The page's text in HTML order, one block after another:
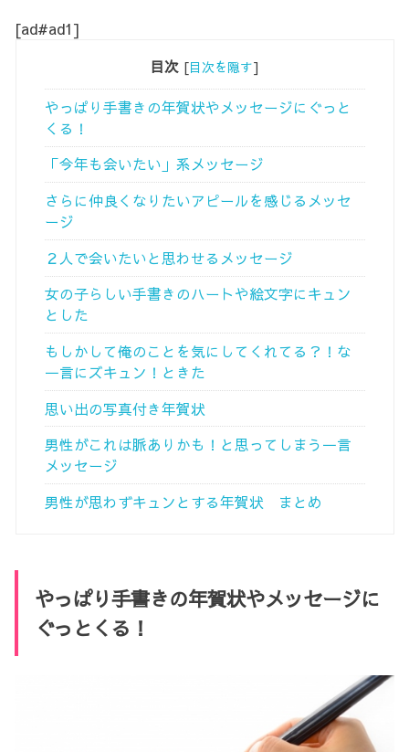
[ad#ad1]
目次 [目次を隠す]
やっぱり手書きの年賀状やメッセージにぐっと
くる！
「今年も会いたい」系メッセージ
さらに仲良くなりたいアピールを感じるメッセ
ージ
２人で会いたいと思わせるメッセージ
女の子らしい手書きのハートや絵文字にキュン
とした
もしかして俺のことを気にしてくれてる？！な
一言にズキュン！ときた
思い出の写真付き年賀状
男性がこれは脈ありかも！と思ってしまう一言
メッセージ
男性が思わずキュンとする年賀状 まとめ
やっぱり手書きの年賀状やメッセージに
ぐっとくる！